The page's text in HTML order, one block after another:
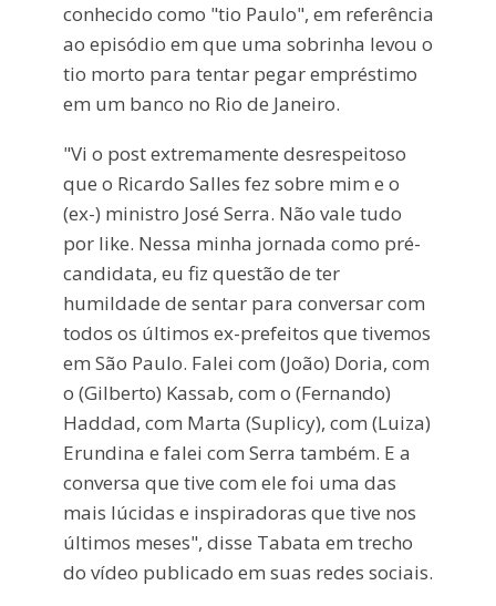
conhecido como "tio Paulo", em referência
ao episódio em que uma sobrinha levou o
tio morto para tentar pegar empréstimo
em um banco no Rio de Janeiro.
"Vi o post extremamente desrespeitoso
que o Ricardo Salles fez sobre mim e o
(ex-) ministro José Serra. Não vale tudo
por like. Nessa minha jornada como pré-
candidata, eu fiz questão de ter
humildade de sentar para conversar com
todos os últimos ex-prefeitos que tivemos
em São Paulo. Falei com (João) Doria, com
o (Gilberto) Kassab, com o (Fernando)
Haddad, com Marta (Suplicy), com (Luiza)
Erundina e falei com Serra também. E a
conversa que tive com ele foi uma das
mais lúcidas e inspiradoras que tive nos
últimos meses", disse Tabata em trecho
do vídeo publicado em suas redes sociais.